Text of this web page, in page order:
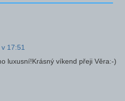
17:51
luxusní!Krásný víkend přeji Věra:-)